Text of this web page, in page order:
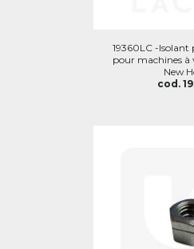
19360LC -
pour machines à
New
cod.